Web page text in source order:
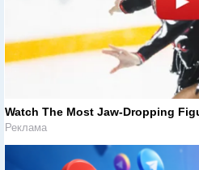
Watch The Most Jaw‑Dropping
Реклама